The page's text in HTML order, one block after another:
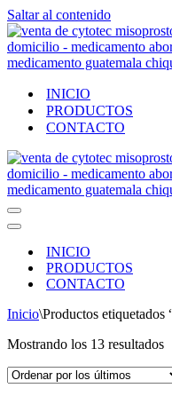
Saltar al contenido
INICIO
PRODUCTOS
CONTACTO
Menú
de
Menú
navegación
INICIO
PRODUCTOS
CONTACTO
Inicio\Productos etiquetados
Mostrando los 13 resultados